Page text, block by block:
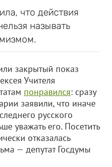
что действия
называть
закрытый показ
Учителя
понравился: сразу
заявили, что иначе
русского
уважать его. Посетить
отказалась
— депутат Госдумы